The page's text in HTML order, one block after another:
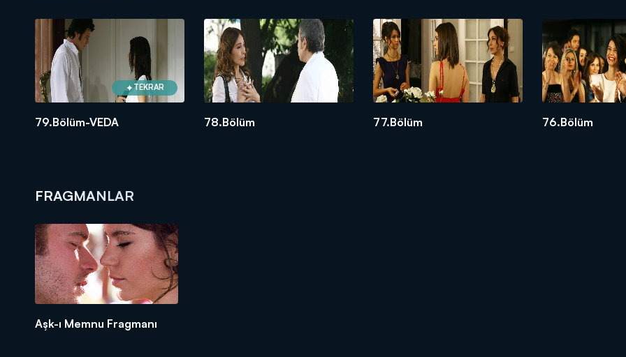
TEKRAR
79.Bölüm-VEDA 78.Bölüm 77.Bölüm 76.Bölüm
FRAGMANLAR
Aşk-ı Memnu Fragmanı